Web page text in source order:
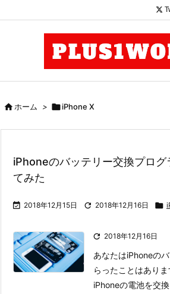
ホーム > iPhone X
iPhoneのバッテリー交換プログ
てみた
 2018年12月15日  2018年12月16日 
 2018年12月16日
あなたはiPhoneの
らったことはあり
iPhoneの電池を交